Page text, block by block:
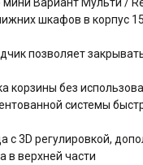
шкафов в корпус
позволяет
корзины без
системы
с 3D регулировкой,
в верхней части